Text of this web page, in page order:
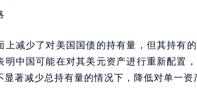
上减少了对美国国债的持有量，但其持有
明中国可能在对其美元资产进行重新配置
显著减少总持有量的情况下，降低对单一资